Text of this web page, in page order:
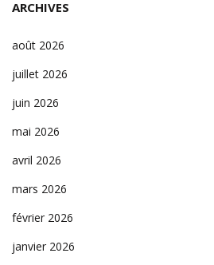
ARCHIVES
août 2026
juillet 2026
juin 2026
mai 2026
avril 2026
mars 2026
février 2026
janvier 2026